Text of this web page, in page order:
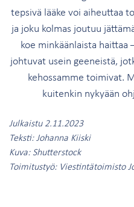
tepsivä lääke voi aiheuttaa
ja joku kolmas joutuu
koe minkäänlaista haittaa
johtuvat usein geeneistä,
kehossamme toimivat.
kuitenkin nykyään
Julkaistu 2.11.2023
Teksti: Johanna Kiiski
Kuva: Shutterstock
Toimitustyö: Viestintätoimisto